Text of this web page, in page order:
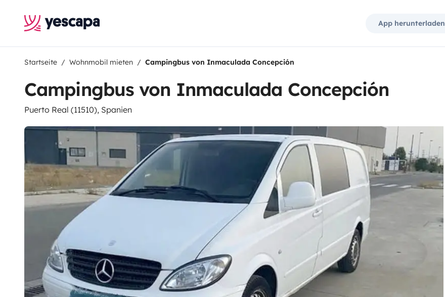
App herunterladen
Startseite Wohnmobil mieten Campingbus von Inmaculada Concepción
Campingbus von Inmaculada Concepción
Puerto Real (11510), Spanien